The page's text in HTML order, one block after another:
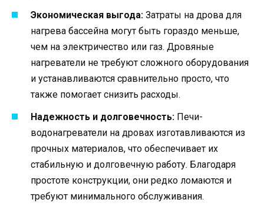
Экономическая выгода: Затраты на дрова для
нагрева бассейна могут быть гораздо меньше,
чем на электричество или газ. Дровяные
нагреватели не требуют сложного оборудования
и устанавливаются сравнительно просто, что
также помогает снизить расходы.
Надежность и долговечность: Печи-
водонагреватели на дровах изготавливаются из
прочных материалов, что обеспечивает их
стабильную и долговечную работу. Благодаря
простоте конструкции, они редко ломаются и
требуют минимального обслуживания.